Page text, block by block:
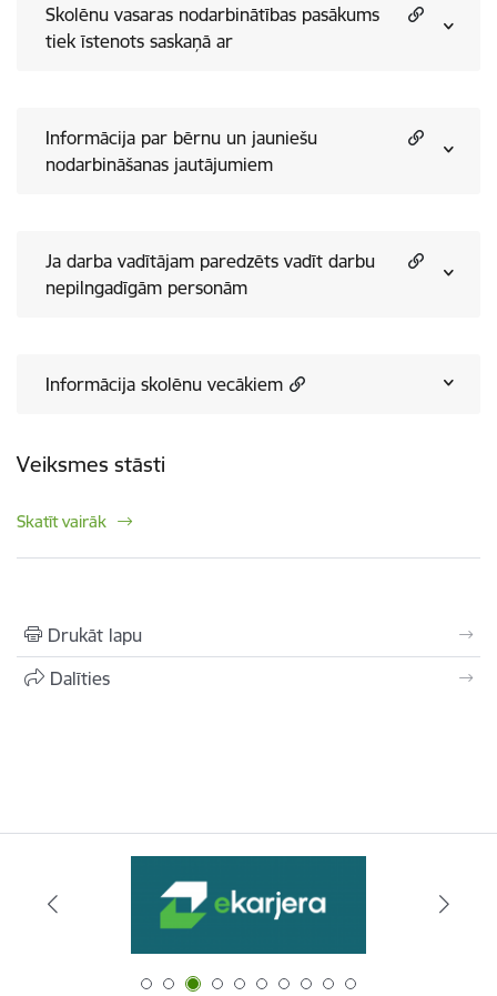
Skolēnu vasaras nodarbinātības pasākums
tiek īstenots saskaņā ar
Informācija par bērnu un jauniešu
nodarbināšanas jautājumiem
Ja darba vadītājam paredzēts vadīt darbu
nepilngadīgām personām
Informācija skolēnu vecākiem
Veiksmes stāsti
Skatīt vairāk
Drukāt lapu
Dalīties